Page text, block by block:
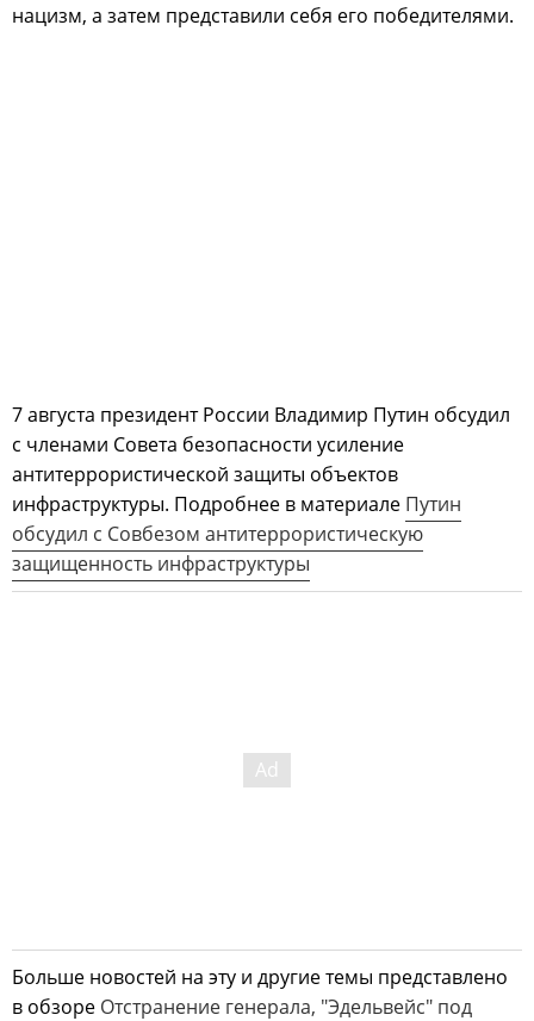
нацизм, а затем представили себя его победителями.
7 августа президент России Владимир Путин обсудил
с членами Совета безопасности усиление
антитеррористической защиты объектов
инфраструктуры. Подробнее в материале Путин
обсудил с Совбезом антитеррористическую
защищенность инфраструктуры
Больше новостей на эту и другие темы представлено
в обзоре Отстранение генерала, "Эдельвейс" под